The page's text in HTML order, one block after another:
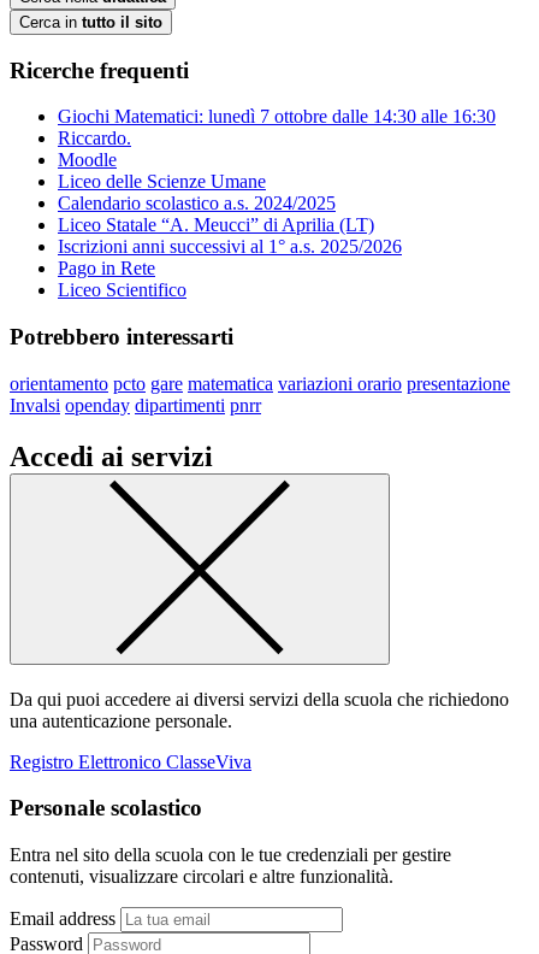
Cerca in tutto il sito
Ricerche frequenti
Giochi Matematici: lunedì 7 ottobre dalle 14:30 alle 16:30
Riccardo.
Moodle
Liceo delle Scienze Umane
Calendario scolastico a.s. 2024/2025
Liceo Statale “A. Meucci” di Aprilia (LT)
Iscrizioni anni successivi al 1° a.s. 2025/2026
Pago in Rete
Liceo Scientifico
Potrebbero interessarti
orientamento pcto gare matematica variazioni orario presentazione
Invalsi openday dipartimenti pnrr
Accedi ai servizi
Da qui puoi accedere ai diversi servizi della scuola che richiedono
una autenticazione personale.
Registro Elettronico ClasseViva
Personale scolastico
Entra nel sito della scuola con le tue credenziali per gestire
contenuti, visualizzare circolari e altre funzionalità.
Email address
Password